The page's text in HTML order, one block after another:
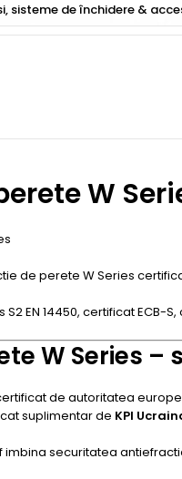
sisteme de închidere &
W
de perete W Series
EN 14450, certificat ECB-
W Series
de autoritatea
suplimentar de KPI
securitatea